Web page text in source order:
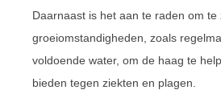
Daarnaast is het aan te raden om
groeiomstandigheden, zoals
voldoende water, om de haag te
bieden tegen ziekten en plagen.